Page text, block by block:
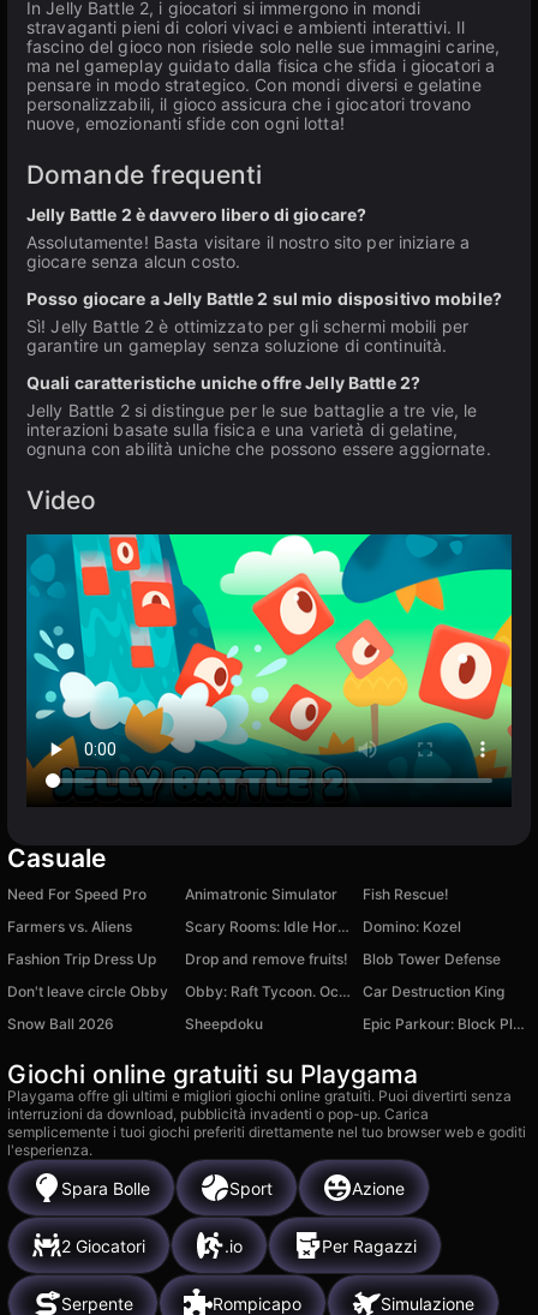
In Jelly Battle 2, i giocatori si immergono in mondi
stravaganti pieni di colori vivaci e ambienti interattivi. Il
fascino del gioco non risiede solo nelle sue immagini carine,
ma nel gameplay guidato dalla fisica che sfida i giocatori a
pensare in modo strategico. Con mondi diversi e gelatine
personalizzabili, il gioco assicura che i giocatori trovano
nuove, emozionanti sfide con ogni lotta!
Domande frequenti
Jelly Battle 2 è davvero libero di giocare?
Assolutamente! Basta visitare il nostro sito per iniziare a
giocare senza alcun costo.
Posso giocare a Jelly Battle 2 sul mio dispositivo mobile?
Sì! Jelly Battle 2 è ottimizzato per gli schermi mobili per
garantire un gameplay senza soluzione di continuità.
Quali caratteristiche uniche offre Jelly Battle 2?
Jelly Battle 2 si distingue per le sue battaglie a tre vie, le
interazioni basate sulla fisica e una varietà di gelatine,
ognuna con abilità uniche che possono essere aggiornate.
Video
Casuale
Need For Speed Pro Animatronic Simulator
Fish Rescue!
Farmers vs. Aliens
Scary Rooms: Idle Horror
Domino: Kozel
Fashion Trip Dress Up
Drop and remove fruits!
Blob Tower Defense
Don't leave circle Obby
Obby: Raft Tycoon. Ocean of Money!
Car Destruction King
Snow Ball 2026
Sheepdoku Epic Parkour: Block Platformer
Giochi online gratuiti su Playgama
Playgama offre gli ultimi e migliori giochi online gratuiti. Puoi divertirti senza
interruzioni da download, pubblicità invadenti o pop-up. Carica
semplicemente i tuoi giochi preferiti direttamente nel tuo browser web e goditi
l'esperienza.
Spara Bolle Sport Azione
2 Giocatori .io Per Ragazzi
Serpente Rompicapo Simulazione